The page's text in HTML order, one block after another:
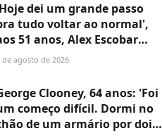
dei um grande passo
tudo voltar ao normal',
51 anos, Alex Escobar
por cirurgia para
de agosto de 2026
Clooney, 64 anos: 'Foi
começo difícil. Dormi no
de um armário por dois